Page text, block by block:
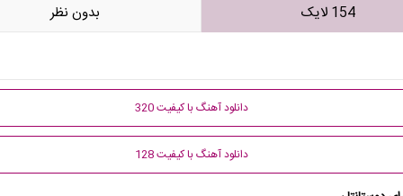
154 لایک بدون نظر
دانلود آهنگ با کیفیت 320
دانلود آهنگ با کیفیت 128